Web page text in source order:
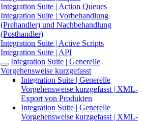
Integration Suite | Action Queues
Integration Suite | Vorbehandlung
(Prehandler) und Nachbehandlung
(Posthandler)
Integration Suite | Active Scripts
Integration Suite | API
Integration Suite | Generelle
Vorgehensweise kurzgefasst
Integration Suite | Generelle
Vorgehensweise kurzgefasst | XML-
Export von Produkten
Integration Suite | Generelle
Vorgehensweise kurzgefasst | XML-